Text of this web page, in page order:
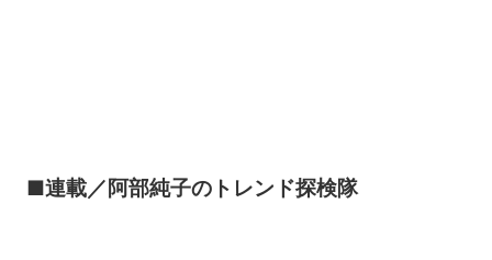
■連載／阿部純子のトレンド探検隊